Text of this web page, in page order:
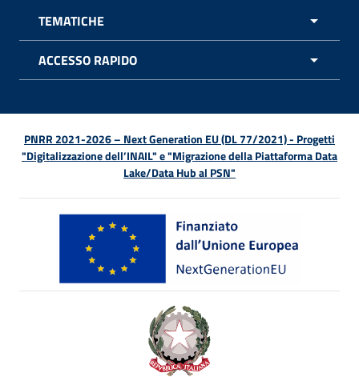
TEMATICHE
ACCESSO RAPIDO
PNRR 2021-2026 – Next Generation EU (DL 77/2021) - Progetti
"Digitalizzazione dell’INAIL" e "Migrazione della Piattaforma Data
Lake/Data Hub al PSN"